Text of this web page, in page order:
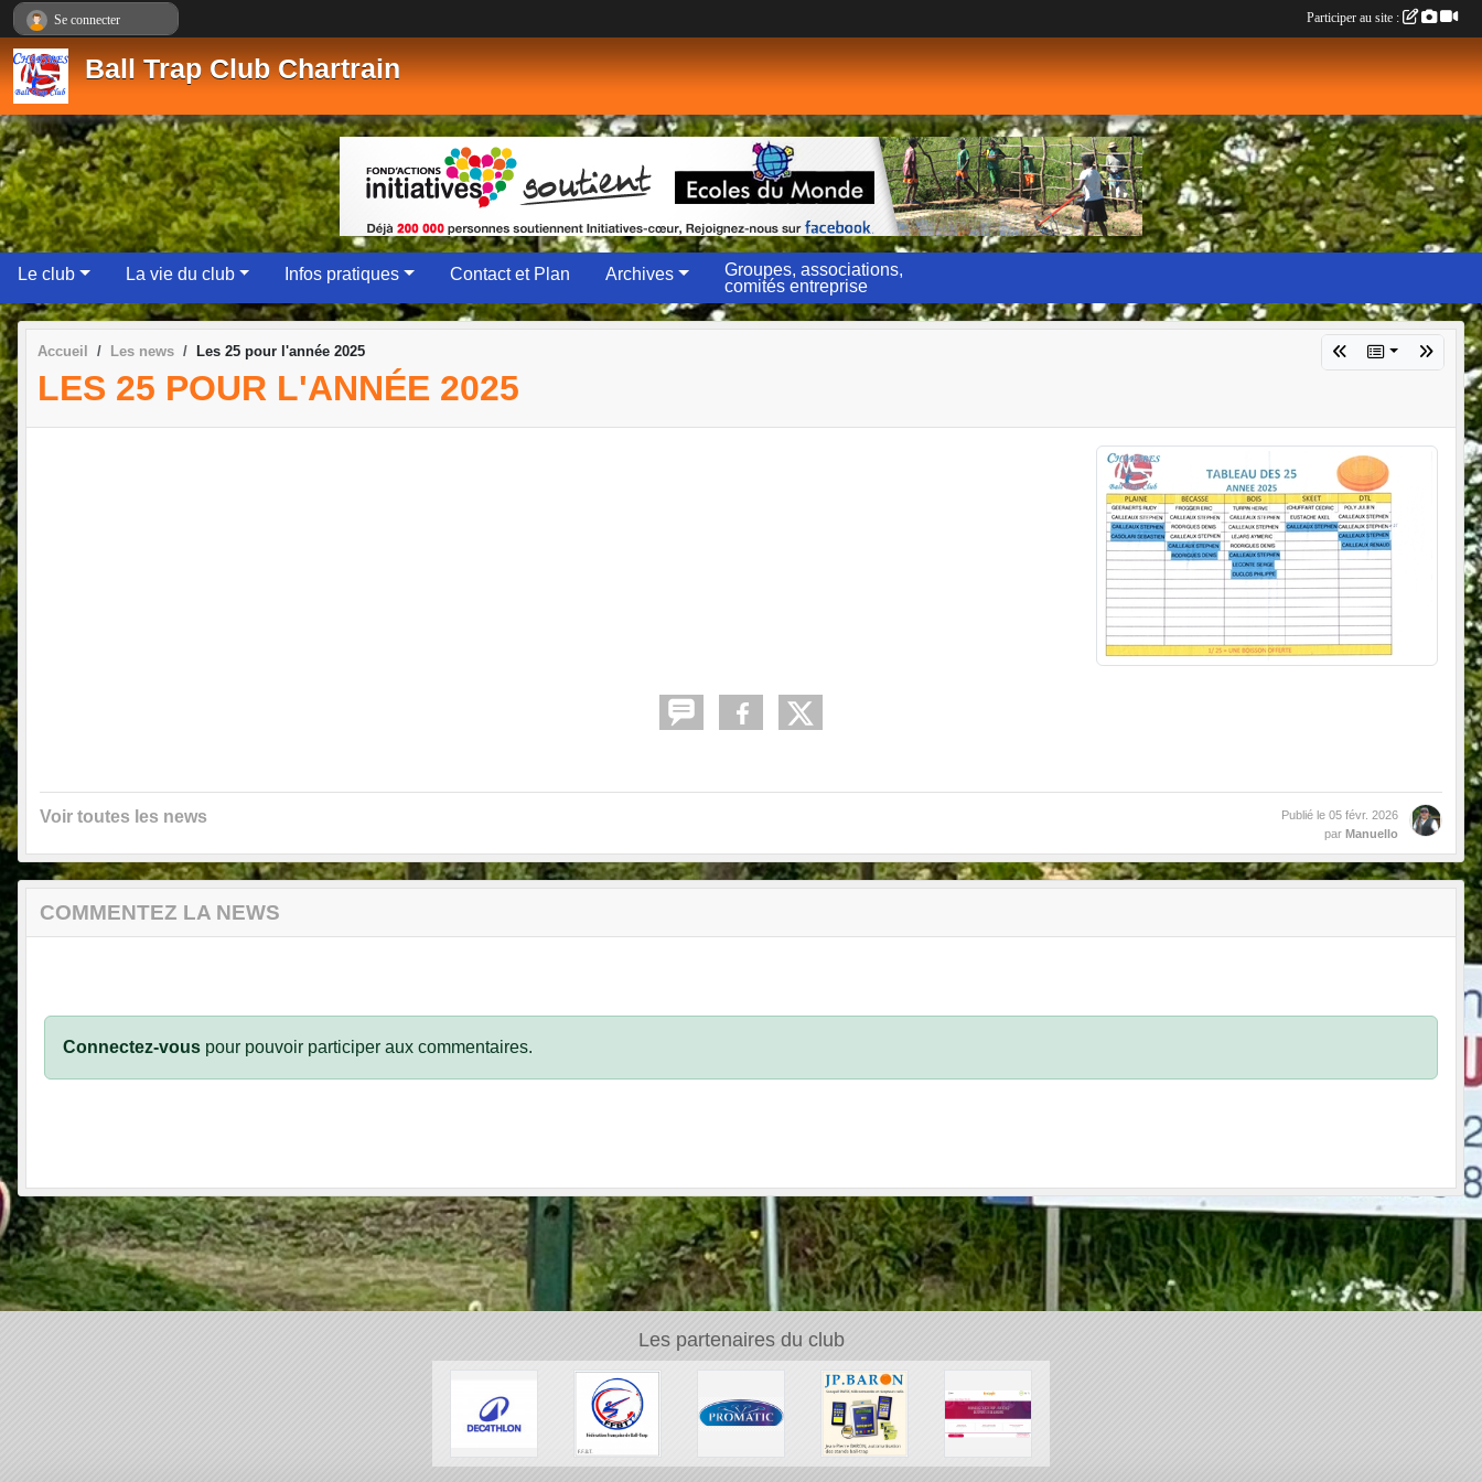
Ball Trap Club Chartrain
Le club La vie du club Infos pratiques Contact et Plan Archives
Groupes, associations,
comités entreprise
Accueil Les news Les 25 pour l'année 2025
LES 25 POUR L'ANNÉE 2025
Voir toutes les news Publié le 05 févr. 2026
par Manuello
COMMENTEZ LA NEWS
Connectez-vous pour pouvoir participer aux commentaires.
Les partenaires du club
Se connecter Participer au site :
Panneau de gestion des cookies